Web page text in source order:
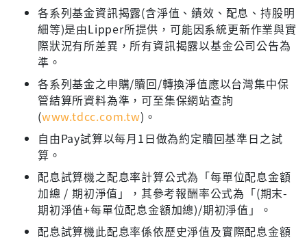
各系列基金資訊揭露(含淨值、績效、配息、持股明
細等)是由Lipper所提供，可能因系統更新作業與實
際狀況有所差異，所有資訊揭露以基金公司公告為
準。
各系列基金之申購/贖回/轉換淨值應以台灣集中保
管結算所資料為準，可至集保網站查詢
(www.tdcc.com.tw)。
自由Pay試算以每月1日做為約定贖回基準日之試
算。
配息試算機之配息率計算公式為「每單位配息金額
加總 / 期初淨值」，其參考報酬率公式為「(期末-
期初淨值+每單位配息金額加總)/期初淨值」。
配息試算機此配息率係依歷史淨值及實際配息金額